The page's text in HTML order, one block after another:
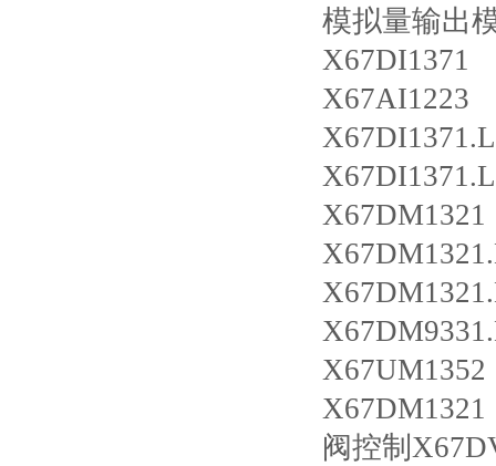
模拟量输
X67DI1371
X67UM1352
X67DM1321
阀控制